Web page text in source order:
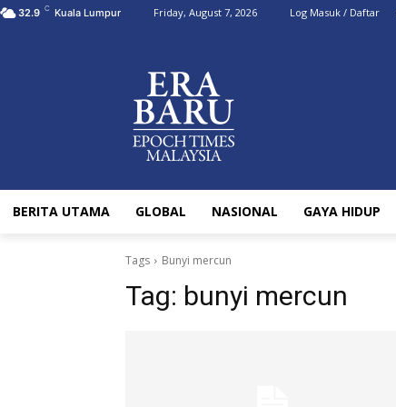
32.9 C Kuala Lumpur Friday, August 7, 2026 Log Masuk / Daftar
BERITA UTAMA GLOBAL NASIONAL GAYA HIDUP
Tags Bunyi mercun
Tag: bunyi mercun